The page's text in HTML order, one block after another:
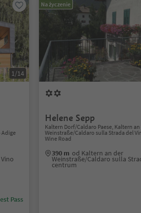
1/14
Adige
Pass
Na życzenie
Helene Sepp
Kaltern Dorf/Caldaro Paese, Kaltern
Weinstraße/Caldaro sulla Strada del
Wine Road
390 m od Kaltern an der
Weinstraße/Caldaro sulla
centrum